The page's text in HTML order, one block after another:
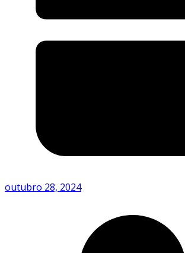
outubro 28, 2024